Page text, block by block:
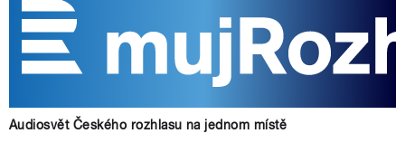
Audiosvět Českého rozhlasu na jednom místě